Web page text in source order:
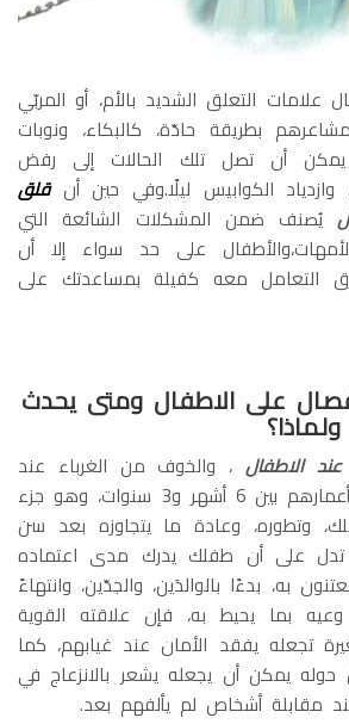
التعلق الشديد بالأم، أو المربّي
بطريقة حادّة، كالبكاء، ونوبات
يمكن أن تصل تلك الحالات إلى رفض
وازدياد الكوابيس ليلًا.وفي حين أنقلق
يُصنف ضمن المشكلات الشائعة التي
على حد سواء إلا أن
التعامل معه كفيلة بمساعدتك على
على الاطفال ومتى يحدث
الاطفال ، والخوف من الغرباء عند
الاطفال الذين تتراوح أعمارهم بين 6 أشهر و3 سنوات، وهو جزء
وتطوره، وعادة ما يتجاوزه بعد سن
تدل على أن طفلك يدرك مدى اعتماده
به، بدءًا بالوالدَين، والجدّين، وانتهاءً
وعيه بما يحيط به، فإن علاقته القوية
تجعله يفقد الأمان عند غيابهم، كما
يمكن أن يجعله يشعر بالانزعاج في
مقابلة أشخاص لم يألفهم بعد.